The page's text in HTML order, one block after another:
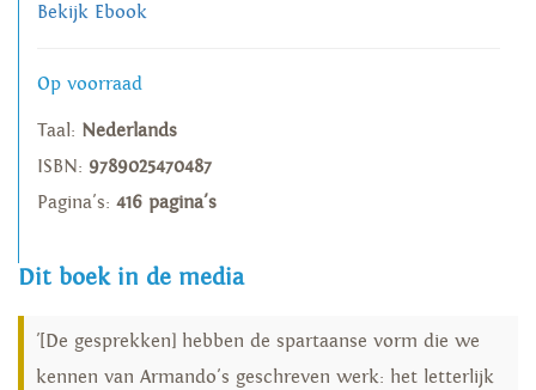
Bekijk Ebook
Op voorraad
Taal: Nederlands
ISBN: 9789025470487
Pagina's: 416 pagina's
Dit boek in de media
'[De gesprekken] hebben de spartaanse vorm die we
kennen van Armando's geschreven werk: het letterlijk